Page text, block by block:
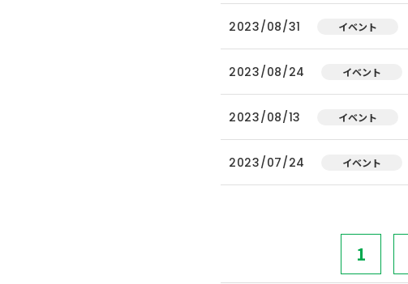
2023/08/31 イベント
2023/08/24 イベント
2023/08/13 イベント
2023/07/24 イベント
1